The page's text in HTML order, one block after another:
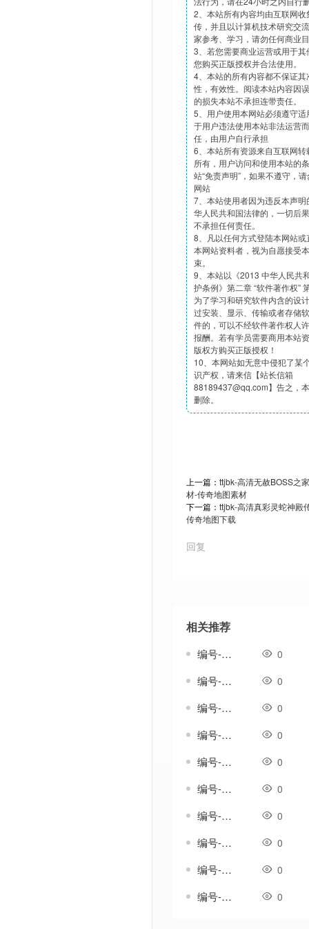
2、本站所有内容均由互联网
传，并且以计算机技术研究交
家参考、学习，请勿任何商业
3、若您需要商业运营或用于
您购买正版授权并合法使用。
4、本站的所有内容都不保证
性，有效性。阅读本站内容因
的损失本站不承担连带责任。
5、用户使用本网站必须遵守
于用户违法使用本站非法运营
任，由用户自行承担
6、本站所有资源来自互联网
所有，用户访问和使用本站的
站“免责声明”，如果不遵守，
网站
7、本站使用者因为违反本声
华人民共和国法律的，一切后
不承担任何责任。
8、凡以任何方式登陆本网站
本网站资料者，视为自愿接受
束。
9、本站以《2013 中华人民共
护条例》第二章 “软件著作权”
为了学习和研究软件内含的设
过安装、显示、传输或者存储
件的，可以不经软件著作权人
报酬。若有学员需要商用本站
版权方购买正版授权！
10、本网站如无意中侵犯了某
识产权，请来信【站长信箱
88189437@qq.com】告之，
删除。
上一篇： ttjbk-高清无赦BOSS之
材-传奇地图素材
下一篇： ttjbk-高清真彩灵蛇神殿
传奇地图下载
回复
相关推荐
编号-雄浑套-传奇分体剑甲素材 0
编号-雅生涟套-传奇一体剑甲素材 0
编号-雨吟套-传奇一体剑甲素材 0
编号-雨纹套-传奇一体剑甲素材 0
编号-雨织纹套-传奇一体剑甲素材 0
编号-雪歌套-传奇一体剑甲素材 0
编号-雪澜套-传奇一体剑甲素材 0
编号-霄影套-传奇一体剑甲素材 0
编号-霞光温热套-传奇一体剑甲素材 0
编号-韵鸣套-传奇一体剑甲素材 0